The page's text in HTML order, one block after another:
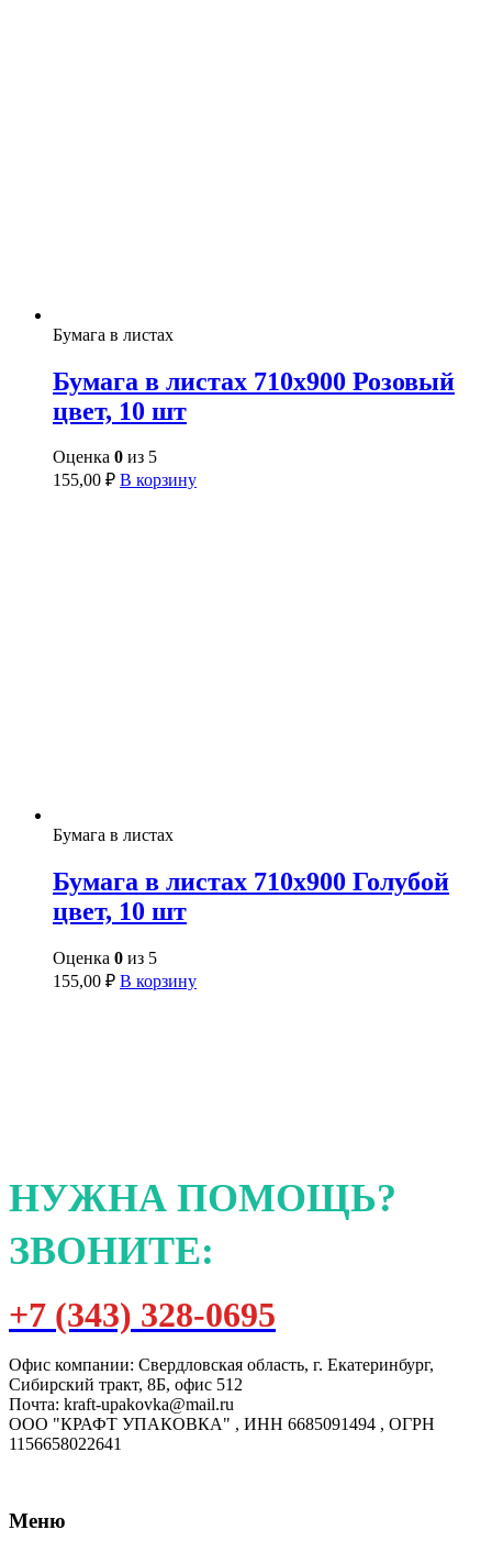
Бумага в листах
Бумага в листах 710х900 Розовый
цвет, 10 шт
Оценка 0 из 5
155,00 ₽ В корзину
Бумага в листах
Бумага в листах 710х900 Голубой
цвет, 10 шт
Оценка 0 из 5
155,00 ₽ В корзину
НУЖНА ПОМОЩЬ?
ЗВОНИТЕ:
+7 (343) 328-0695
Офис компании: Свердловская область, г. Екатеринбург,
Сибирский тракт, 8Б, офис 512
Почта: kraft-upakovka@mail.ru
ООО "КРАФТ УПАКОВКА" , ИНН 6685091494 , ОГРН
1156658022641
Меню